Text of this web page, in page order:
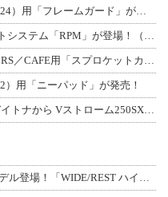
）用「ニーパッド」が発売！